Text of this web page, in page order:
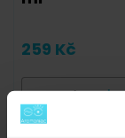
259 Kč
- +